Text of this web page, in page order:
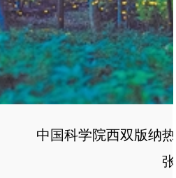
中国科学院西双版纳热
张